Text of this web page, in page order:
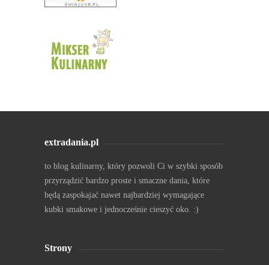
extradania.pl
to blog kulinarny, który pozwoli Ci w szybki sposób
przyrządzić bardzo proste i smaczne dania, które
będą zaspokajać nawet najbardziej wymagające
kubki smakowe i jednocześnie cieszyć oko. :)
Strony